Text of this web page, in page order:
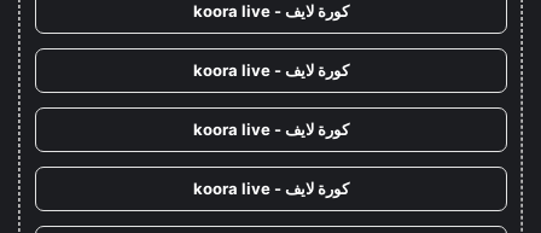
كورة لايف - koora live
كورة لايف - koora live
كورة لايف - koora live
كورة لايف - koora live